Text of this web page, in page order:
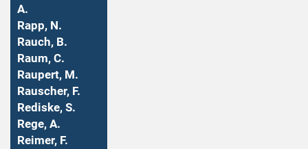
A.
Rapp, N.
Rauch, B.
Raum, C.
Raupert, M.
Rauscher, F.
Rediske, S.
Rege, A.
Reimer, F.